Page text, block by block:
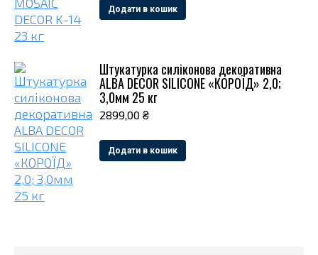
Додати в кошик
Штукатурка силіконова декоративна
ALBA DECOR SILICONE «КОРОЇД» 2,0;
3,0мм 25 кг
2899,00 ₴
Додати в кошик